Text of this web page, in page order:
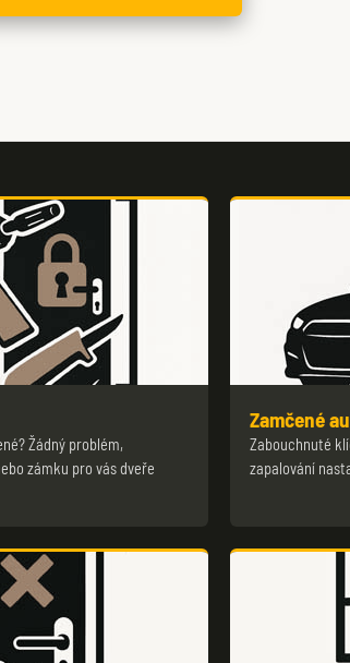
Žádný problém,
zámku pro vás dveře
Zamčené
Zabouchnuté
zapalování